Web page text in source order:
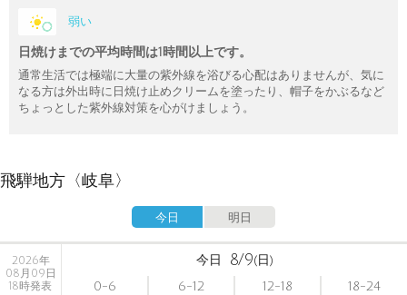
弱い
日焼けまでの平均時間は1時間以上です。
通常生活では極端に大量の紫外線を浴びる心配はありませんが、気に
なる方は外出時に日焼け止めクリームを塗ったり、帽子をかぶるなど
ちょっとした紫外線対策を心がけましょう。
飛騨地方〈岐阜〉
今日 明日
2026年
08月09日
18時発表
今日 8/9(日)
0-6
6-12 12-18 18-24